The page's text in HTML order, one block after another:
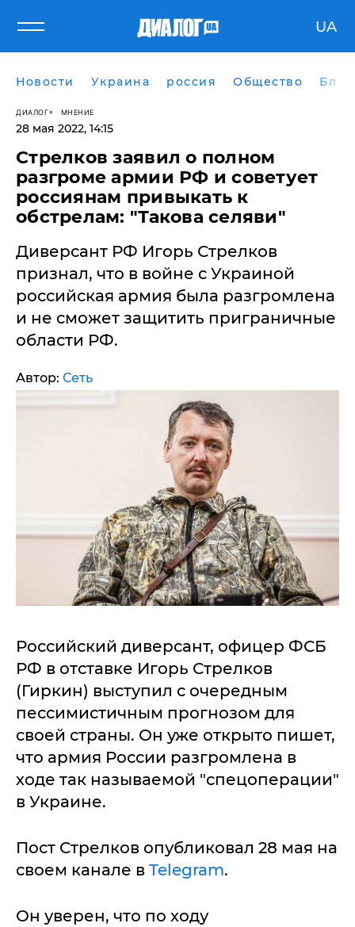
UA
Новости Украина россия Общество
ДИАЛОГ МНЕНИЕ
28 мая 2022, 14:15
​Стрелков заявил о полном
разгроме армии РФ и советует
россиянам привыкать к
обстрелам: "Такова селяви"
Диверсант РФ Игорь Стрелков
признал, что в войне с Украиной
российская армия была разгромлена
и не сможет защитить приграничные
области РФ.
Автор: Сеть
Российский диверсант, офицер ФСБ
РФ в отставке Игорь Стрелков
(Гиркин) выступил с очередным
пессимистичным прогнозом для
своей страны. Он уже открыто пишет,
что армия России разгромлена в
ходе так называемой "спецоперации"
в Украине.
Пост Стрелков опубликовал 28 мая на
своем канале в Telegram.
Он уверен, что по ходу